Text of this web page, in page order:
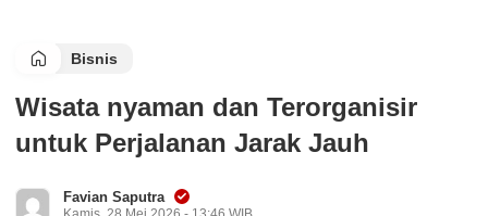
Bisnis
Wisata nyaman dan Terorganisir
untuk Perjalanan Jarak Jauh
Favian Saputra